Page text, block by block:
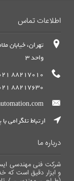
اطلاعات تماس
واحد 3
88217010 021
88217630 021 (تلفکس)
ارتباط تلگرامی
درباره ما
شرکت فنی مهندسی